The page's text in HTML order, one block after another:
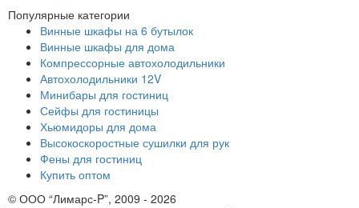
Популярные категории
Винные шкафы на 6 бутылок
Винные шкафы для дома
Компрессорные автохолодильники
Автохолодильники 12V
Минибары для гостиниц
Сейфы для гостиницы
Хьюмидоры для дома
Высокоскоростные сушилки для рук
Фены для гостиниц
Купить оптом
© ООО “Лимарс-P”, 2009 - 2026